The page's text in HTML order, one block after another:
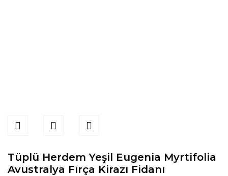
Tüplü Herdem Yeşil Eugenia Myrtifolia
Avustralya Fırça Kirazı‏ Fidanı